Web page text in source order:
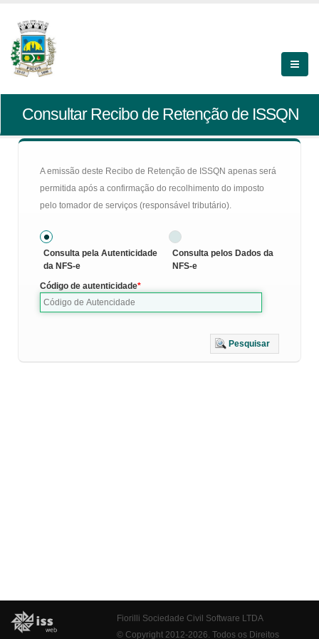
Consultar Recibo de Retenção de ISSQN
A emissão deste Recibo de Retenção de ISSQN apenas será
permitida após a confirmação do recolhimento do imposto
pelo tomador de serviços (responsável tributário).
Consulta pela Autenticidade
da NFS-e
Consulta pelos Dados da
NFS-e
Código de autenticidade
Pesquisar
Fiorilli Sociedade Civil Software LTDA
© Copyright 2012-2026. Todos os Direitos